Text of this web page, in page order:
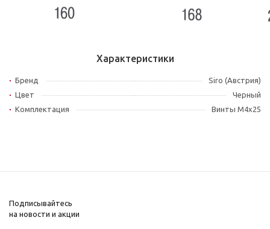
Характеристики
Бренд
Siro (Австрия)
Цвет
Черный
Комплектация
Винты M4x25
Подписывайтесь
на новости и акции